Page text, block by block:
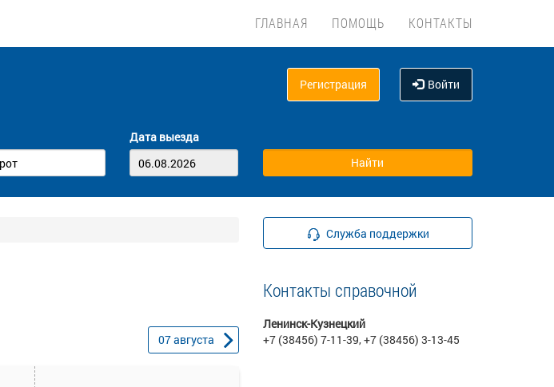
ГЛАВНАЯ ПОМОЩЬ КОНТАКТЫ
Регистрация Войти
Дата выезда
07августа
Служба поддержки
Контакты справочной
Ленинск-Кузнецкий
+7 (38456) 7-11-39, +7 (38456) 3-13-45